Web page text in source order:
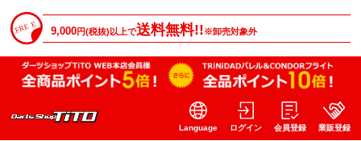
9,000円(税抜)以上で送料無料!!※卸売対象外
Language ログイン 会員登録 業販登録